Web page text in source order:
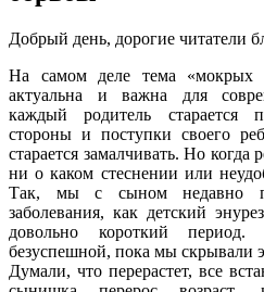
Добрый день, дорогие читатели
На самом деле тема «мокрых
актуальна и важна для
каждый родитель старается
стороны и поступки своего
старается замалчивать. Но когда
ни о каком стеснении или
Так, мы с сыном недавно
заболевания, как детский
довольно короткий
безуспешной, пока мы скрывали
Думали, что перерастет, все